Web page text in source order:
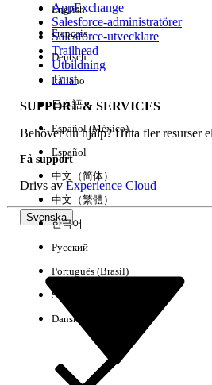
Händelse
AppExchange
Salesforce-administratörer
Salesforce-utvecklare
Trailhead
Utbildning
Trust
SUPPORT & SERVICES
Behöver du hjälp? Hitta fler resurser
Få support
Drivs avExperience Cloud
Svenska
English
Français
Deutsch
Italiano
日本語
Español (México)
Español
中文（简体）
中文（繁體）
한국어
Русский
Português (Brasil)
Suomi
Dansk